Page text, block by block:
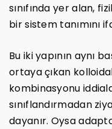
sınıfında yer alan,
bir sistem tanımını
Bu iki yapının aynı
ortaya çıkan
kombinasyonu
sınıflandırmadan
dayanır. Oysa